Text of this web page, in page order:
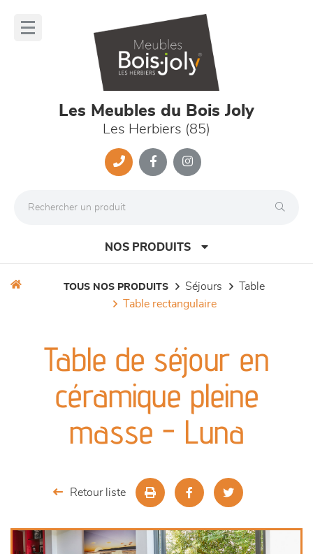
Les Meubles du Bois Joly
Les Herbiers (85)
NOS PRODUITS
séjours
meubles de complément
chambres et dressing
TOUS NOS PRODUITS séjours
table
table rectangulaire
Table de séjour en
céramique pleine
masse - Luna
Retour liste